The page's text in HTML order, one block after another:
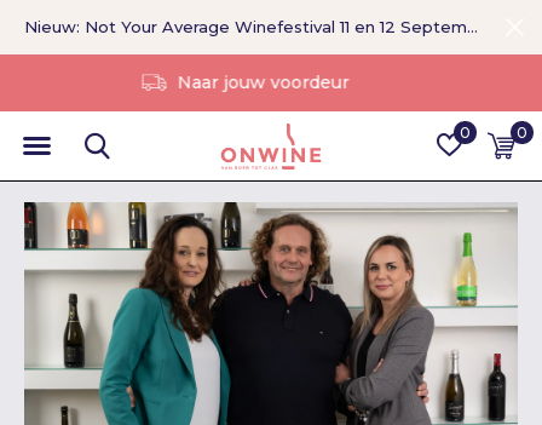
0 0
Zonder tussenpersoon
Nieuw: Not Your Average Winefestival 11 en 12 September >